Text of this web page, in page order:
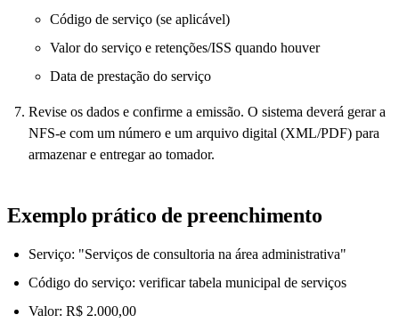
Código de serviço (se aplicável)
Valor do serviço e retenções/ISS quando houver
Data de prestação do serviço
Revise os dados e confirme a emissão. O sistema deverá gerar a
NFS-e com um número e um arquivo digital (XML/PDF) para
armazenar e entregar ao tomador.
Exemplo prático de preenchimento
Serviço: "Serviços de consultoria na área administrativa"
Código do serviço: verificar tabela municipal de serviços
Valor: R$ 2.000,00